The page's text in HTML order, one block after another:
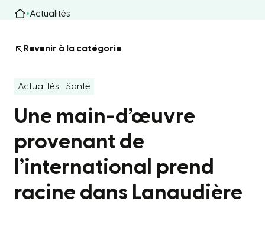
Actualités
Revenir à la catégorie
Actualités Santé
Une main-d’œuvre
provenant de
l’international prend
racine dans Lanaudière